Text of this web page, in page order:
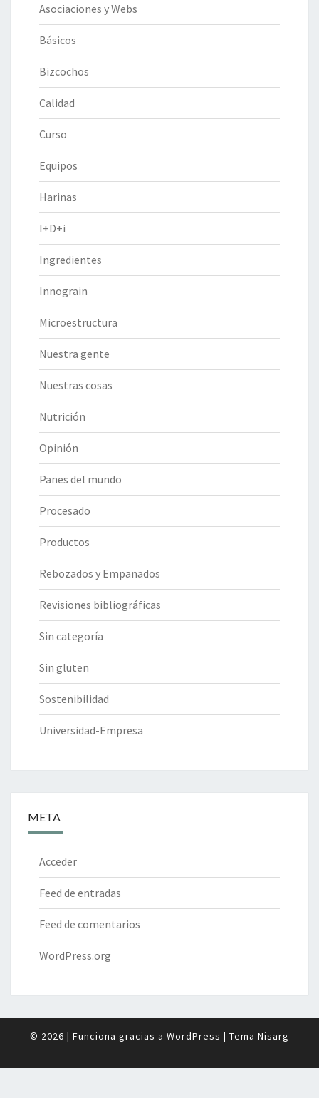
Asociaciones y Webs
Básicos
Bizcochos
Calidad
Curso
Equipos
Harinas
I+D+i
Ingredientes
Innograin
Microestructura
Nuestra gente
Nuestras cosas
Nutrición
Opinión
Panes del mundo
Procesado
Productos
Rebozados y Empanados
Revisiones bibliográficas
Sin categoría
Sin gluten
Sostenibilidad
Universidad-Empresa
META
Acceder
Feed de entradas
Feed de comentarios
WordPress.org
© 2026 | Funciona gracias a WordPress | Tema Nisarg